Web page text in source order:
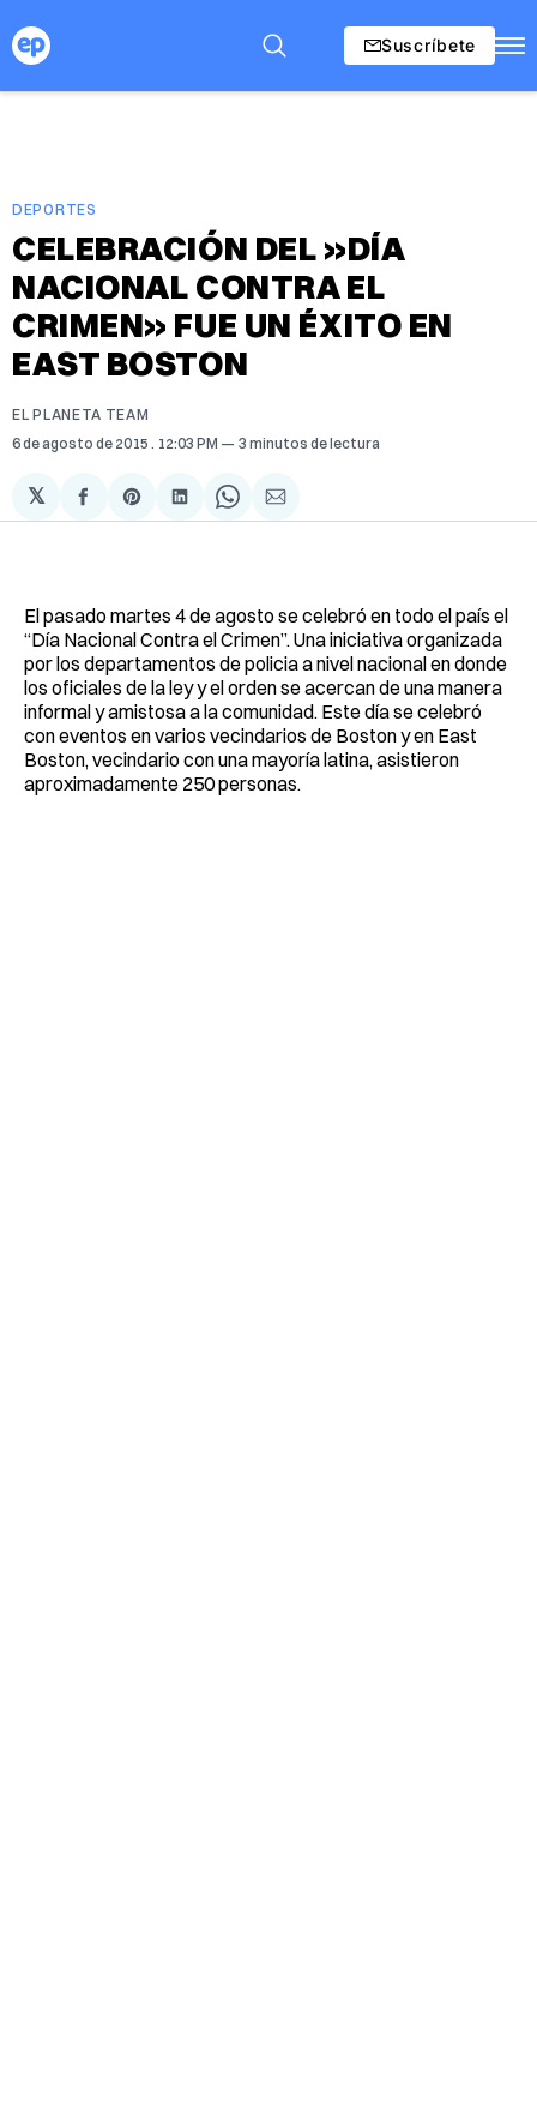
Suscríbete
DEPORTES
CELEBRACIÓN DEL »DÍA
NACIONAL CONTRA EL
CRIMEN» FUE UN ÉXITO EN
EAST BOSTON
EL PLANETA TEAM
6 de agosto de 2015 . 12:03 PM 3 minutos de lectura
𝕏
Compartir
en
Share
on
Compartir
en
Share
on
Compartir
via
El pasado martes 4 de agosto se celebró en todo el país el
“Día Nacional Contra el Crimen”. Una iniciativa organizada
por los departamentos de policia a nivel nacional en donde
los oficiales de la ley y el orden se acercan de una manera
informal y amistosa a la comunidad. Este día se celebró
con eventos en varios vecindarios de Boston y en East
Boston, vecindario con una mayoría latina, asistieron
aproximadamente 250 personas.